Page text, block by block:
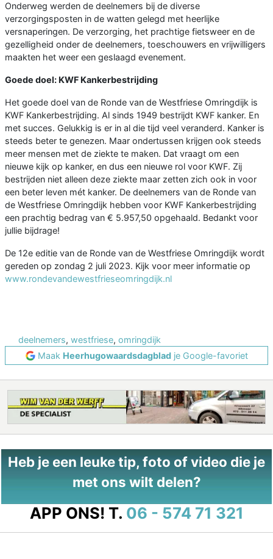
Onderweg werden de deelnemers bij de diverse
verzorgingsposten in de watten gelegd met heerlijke
versnaperingen. De verzorging, het prachtige fietsweer en de
gezelligheid onder de deelnemers, toeschouwers en vrijwilligers
maakten het weer een geslaagd evenement.
Goede doel: KWF Kankerbestrijding
Het goede doel van de Ronde van de Westfriese Omringdijk is
KWF Kankerbestrijding. Al sinds 1949 bestrijdt KWF kanker. En
met succes. Gelukkig is er in al die tijd veel veranderd. Kanker is
steeds beter te genezen. Maar ondertussen krijgen ook steeds
meer mensen met de ziekte te maken. Dat vraagt om een
nieuwe kijk op kanker, en dus een nieuwe rol voor KWF. Zij
bestrijden niet alleen deze ziekte maar zetten zich ook in voor
een beter leven mét kanker. De deelnemers van de Ronde van
de Westfriese Omringdijk hebben voor KWF Kankerbestrijding
een prachtig bedrag van € 5.957,50 opgehaald. Bedankt voor
jullie bijdrage!
De 12e editie van de Ronde van de Westfriese Omringdijk wordt
gereden op zondag 2 juli 2023. Kijk voor meer informatie op
www.rondevandewestfrieseomringdijk.nl
deelnemers, westfriese, omringdijk
Maak Heerhugowaardsdagbladje Google-favoriet
Heb je een leuke tip, foto of video die je
met ons wilt delen?
APP ONS! T. 06 - 574 71 321